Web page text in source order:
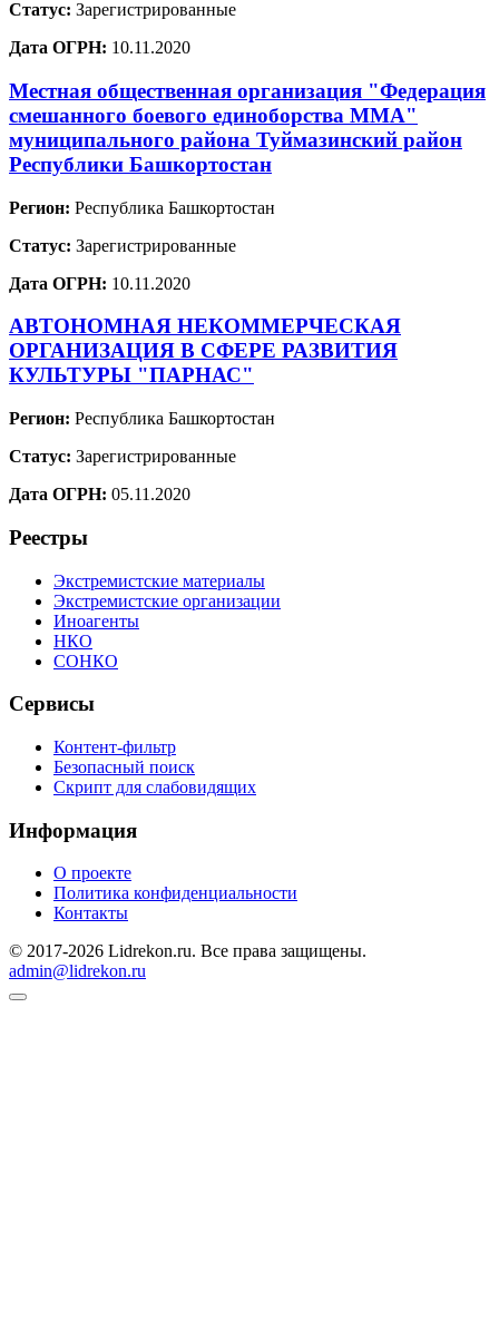
Статус: Зарегистрированные
Дата ОГРН: 10.11.2020
Местная общественная организация "Федерация
смешанного боевого единоборства ММА"
муниципального района Туймазинский район
Республики Башкортостан
Регион: Республика Башкортостан
Статус: Зарегистрированные
Дата ОГРН: 10.11.2020
АВТОНОМНАЯ НЕКОММЕРЧЕСКАЯ
ОРГАНИЗАЦИЯ В СФЕРЕ РАЗВИТИЯ
КУЛЬТУРЫ "ПАРНАС"
Регион: Республика Башкортостан
Статус: Зарегистрированные
Дата ОГРН: 05.11.2020
Реестры
Экстремистские материалы
Экстремистские организации
Иноагенты
НКО
СОНКО
Сервисы
Контент-фильтр
Безопасный поиск
Скрипт для слабовидящих
Информация
О проекте
Политика конфиденциальности
Контакты
© 2017-2026 Lidrekon.ru. Все права защищены.
admin@lidrekon.ru